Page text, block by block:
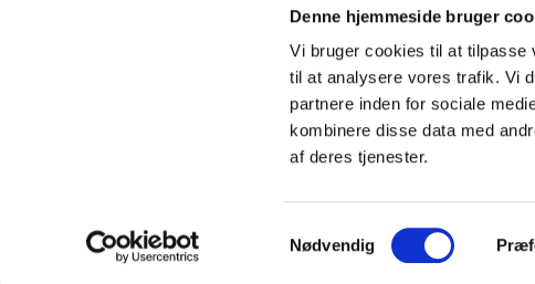
Denne hjemmeside bruger
Vi bruger cookies til at tilpasse
til at analysere vores trafik. Vi
partnere inden for sociale
kombinere disse data med
af deres tjenester.
a
Nødvendig
2009- Tina Folke Drigsdahl
Orgel: Starup/Husted 1904/2001: 19 stemmer